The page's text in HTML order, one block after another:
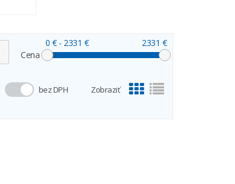
Cena
0 €- 2331 € 2331 €
bez DPH Zobraziť